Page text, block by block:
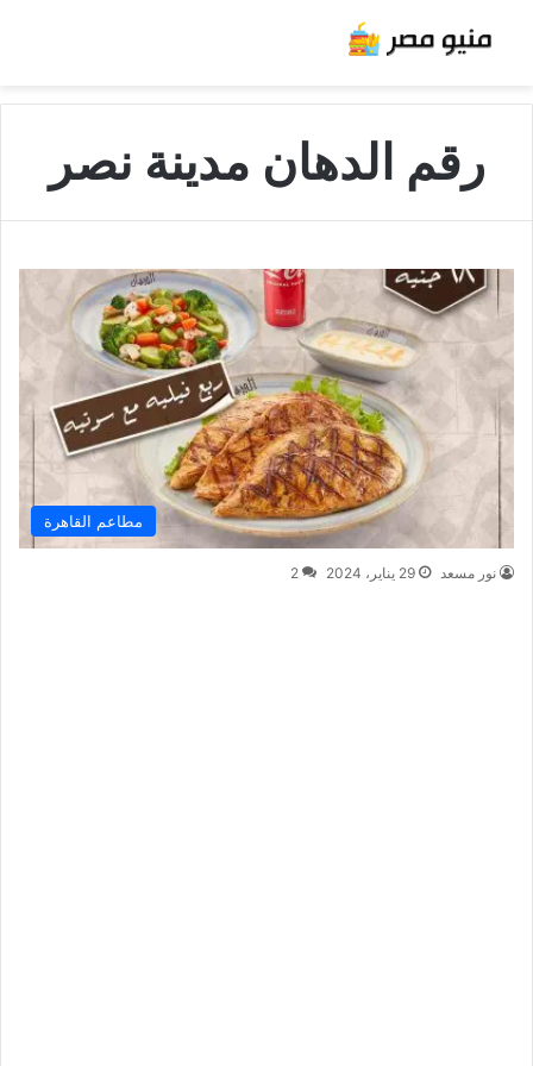
رقم الدهان مدينة نصر
مطاعم القاهرة
نور مسعد 29 يناير، 2024 2